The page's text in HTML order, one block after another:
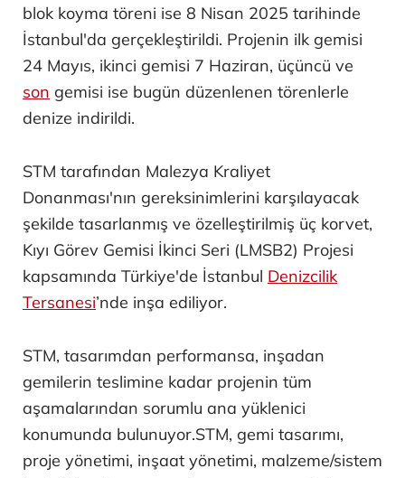
Mektubu (LoA) Teslim Töreni, 10 Haziran'da
Ankara'da gerçekleştirildi.
Haberi Görüntüle
Gemilerin sac kesim töreni 4 Aralık 2024'te,
blok koyma töreni ise 8 Nisan 2025 tarihinde
İstanbul'da gerçekleştirildi. Projenin ilk gemisi
24 Mayıs, ikinci gemisi 7 Haziran, üçüncü ve
denize indirildi.
STM tarafından Malezya Kraliyet
Donanması'nın gereksinimlerini karşılayacak
şekilde tasarlanmış ve özelleştirilmiş üç korvet,